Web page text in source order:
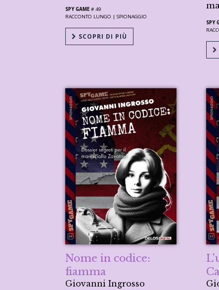
SPY GAME # 49
RACCONTO LUNGO | SPIONAGGIO
SCOPRI DI PIÙ
SPY
Nome in codice:
fiamma
Giovanni Ingrosso